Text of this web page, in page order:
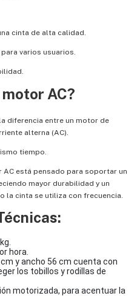
cinta de alta calidad.
varios usuarios.
AC?
diferencia entre un motor de
alterna (AC).
tiempo.
está pensado para soportar un
mayor durabilidad y un
la cinta se utiliza con frecuencia.
hora.
y ancho 56 cm cuenta con
los tobillos y rodillas de
motorizada, para acentuar la